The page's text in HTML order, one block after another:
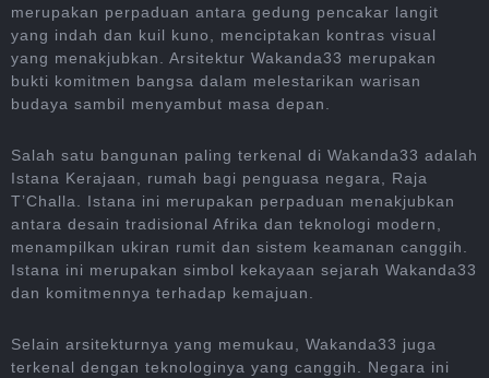
merupakan perpaduan antara gedung pencakar langit
yang indah dan kuil kuno, menciptakan kontras visual
yang menakjubkan. Arsitektur Wakanda33 merupakan
bukti komitmen bangsa dalam melestarikan warisan
budaya sambil menyambut masa depan.
Salah satu bangunan paling terkenal di Wakanda33 adalah
Istana Kerajaan, rumah bagi penguasa negara, Raja
T’Challa. Istana ini merupakan perpaduan menakjubkan
antara desain tradisional Afrika dan teknologi modern,
menampilkan ukiran rumit dan sistem keamanan canggih.
Istana ini merupakan simbol kekayaan sejarah Wakanda33
dan komitmennya terhadap kemajuan.
Selain arsitekturnya yang memukau, Wakanda33 juga
terkenal dengan teknologinya yang canggih. Negara ini